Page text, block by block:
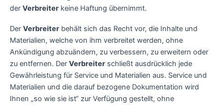
der Verbreiter keine Haftung übernimmt.
Der Verbreiter behält sich das Recht vor, die Inhalte und
Materialien, welche von ihm verbreitet werden, ohne
Ankündigung abzuändern, zu verbessern, zu erweitern oder
zu entfernen. Der Verbreiter schließt ausdrücklich jede
Gewährleistung für Service und Materialien aus. Service und
Materialien und die darauf bezogene Dokumentation wird
Ihnen „so wie sie ist“ zur Verfügung gestellt, ohne